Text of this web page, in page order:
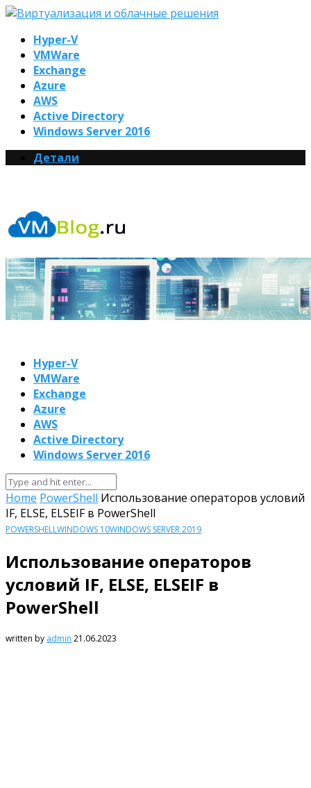
Hyper-V
VMWare
Exchange
Azure
AWS
Active Directory
Windows Server 2016
Детали
Hyper-V
VMWare
Exchange
Azure
AWS
Active Directory
Windows Server 2016
Home PowerShell Использование операторов условий
IF, ELSE, ELSEIF в PowerShell
POWERSHELLWINDOWS 10WINDOWS SERVER 2019
Использование операторов
условий IF, ELSE, ELSEIF в
PowerShell
written by admin 21.06.2023